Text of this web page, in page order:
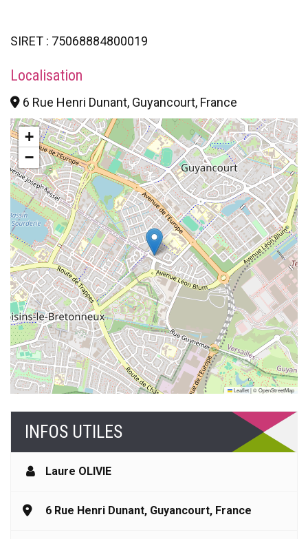
SIRET : 75068884800019
Localisation
6 Rue Henri Dunant, Guyancourt, France
+
−
Leaflet|©OpenStreetMap
INFOS UTILES
Laure OLIVIE
6 Rue Henri Dunant, Guyancourt, France